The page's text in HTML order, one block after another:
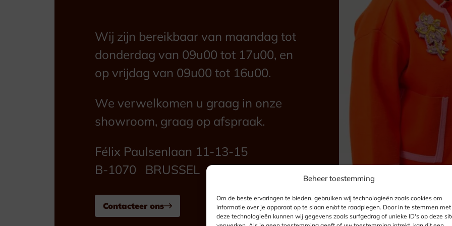
Beheer toestemming
Om de beste ervaringen te bieden, gebruiken wij technologieën zoals cookies om
informatie over je apparaat op te slaan en/of te raadplegen. Door in te stemmen met
deze technologieën kunnen wij gegevens zoals surfgedrag of unieke ID's op deze
Wij zijn bereikbaar van maandag tot
donderdag van 09u00 tot 17u00, en
op vrijdag van 09u00 tot 16u00.
We verwelkomen u graag in onze
showroom, graag op afspraak.
Félix Paulsenlaan 11-13-15
B-1070 BRUSSEL
Contacteer ons